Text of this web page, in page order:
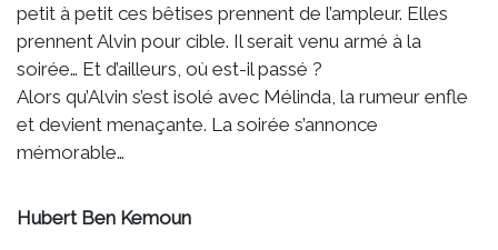
petit à petit ces bêtises prennent de l’ampleur. Elles
prennent Alvin pour cible. Il serait venu armé à la
soirée… Et d’ailleurs, où est-il passé ?
Alors qu’Alvin s’est isolé avec Mélinda, la rumeur enfle
et devient menaçante. La soirée s’annonce
mémorable…
Hubert Ben Kemoun